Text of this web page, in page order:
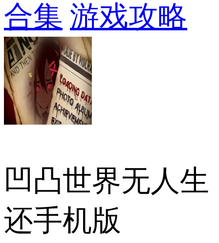
合集 游戏攻略
凹凸世界无人生
还手机版